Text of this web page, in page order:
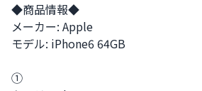
◆商品情報◆
メーカー: Apple
モデル: iPhone6 64GB
①